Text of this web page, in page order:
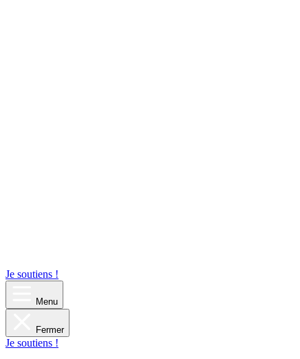
Je soutiens !
Menu
Fermer
Je soutiens !